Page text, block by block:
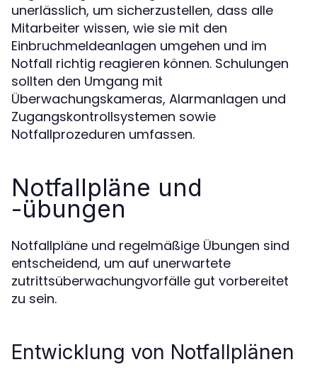
unerlässlich, um sicherzustellen, dass alle
Mitarbeiter wissen, wie sie mit den
Einbruchmeldeanlagen umgehen und im
Notfall richtig reagieren können. Schulungen
sollten den Umgang mit
Überwachungskameras, Alarmanlagen und
Zugangskontrollsystemen sowie
Notfallprozeduren umfassen.
Notfallpläne und
-übungen
Notfallpläne und regelmäßige Übungen sind
entscheidend, um auf unerwartete
zutrittsüberwachungvorfälle gut vorbereitet
zu sein.
Entwicklung von Notfallplänen